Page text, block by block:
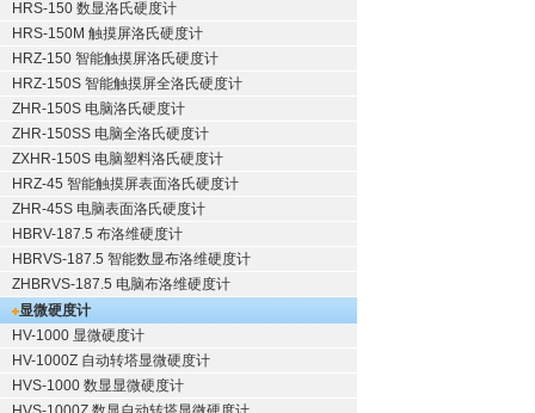
HRS-150 数显洛氏硬度计
HRS-150M 触摸屏洛氏硬度计
HRZ-150 智能触摸屏洛氏硬度计
HRZ-150S 智能触摸屏全洛氏硬度计
ZHR-150S 电脑洛氏硬度计
ZHR-150SS 电脑全洛氏硬度计
ZXHR-150S 电脑塑料洛氏硬度计
HRZ-45 智能触摸屏表面洛氏硬度计
ZHR-45S 电脑表面洛氏硬度计
HBRV-187.5 布洛维硬度计
HBRVS-187.5 智能数显布洛维硬度计
ZHBRVS-187.5 电脑布洛维硬度计
显微硬度计
HV-1000 显微硬度计
HV-1000Z 自动转塔显微硬度计
HVS-1000 数显显微硬度计